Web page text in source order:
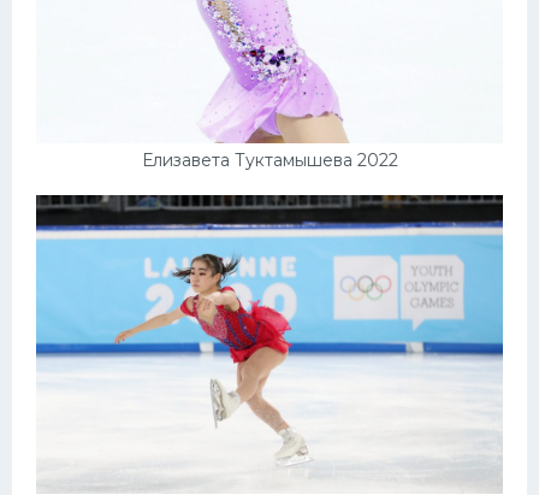
Елизавета Туктамышева 2022